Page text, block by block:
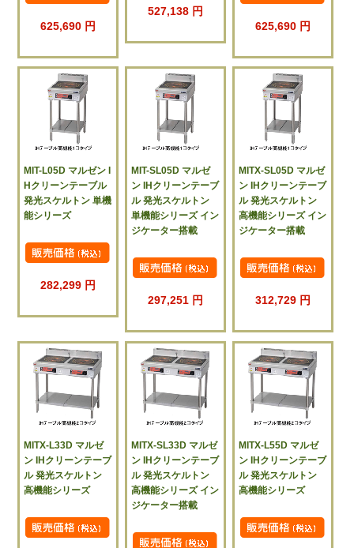
625,690 円
527,138 円
625,690 円
MIT-L05D マルゼン I
Hクリーンテーブル
発光スケルトン 単機
能シリーズ
282,299 円
MIT-SL05D マルゼ
ン IHクリーンテーブ
ル 発光スケルトン
単機能シリーズ イン
ジケーター搭載
297,251 円
MITX-SL05D マルゼ
ン IHクリーンテーブ
ル 発光スケルトン
高機能シリーズ イン
ジケーター搭載
312,729 円
MITX-L33D マルゼ
ン IHクリーンテーブ
ル 発光スケルトン
高機能シリーズ
MITX-SL33D マルゼ
ン IHクリーンテーブ
ル 発光スケルトン
高機能シリーズ イン
ジケーター搭載
MITX-L55D マルゼ
ン IHクリーンテーブ
ル 発光スケルトン
高機能シリーズ